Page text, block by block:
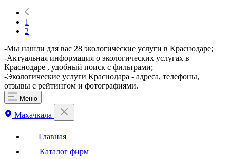
1
2
-Мы нашли для вас 28 экологические услуги в Краснодаре;
-Актуальная информация о экологических услугах в
Краснодаре , удобный поиск с фильтрами;
-Экологические услуги Краснодара - адреса, телефоны,
отзывы с рейтингом и фотографиями.
Меню
Махачкала
Главная
Каталог фирм